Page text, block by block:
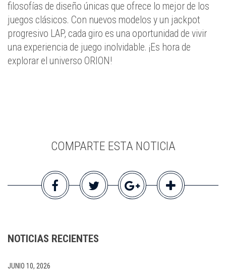
filosofías de diseño únicas que ofrece lo mejor de los
juegos clásicos. Con nuevos modelos y un jackpot
progresivo LAP, cada giro es una oportunidad de vivir
una experiencia de juego inolvidable. ¡Es hora de
explorar el universo ORION!
COMPARTE ESTA NOTICIA
NOTICIAS RECIENTES
JUNIO 10, 2026